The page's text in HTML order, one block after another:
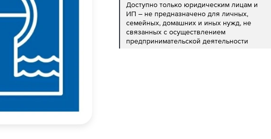
Доступно только юридическим лицам и
ИП – не предназначено для личных,
семейных, домашних и иных нужд, не
связанных с осуществлением
предпринимательской деятельности